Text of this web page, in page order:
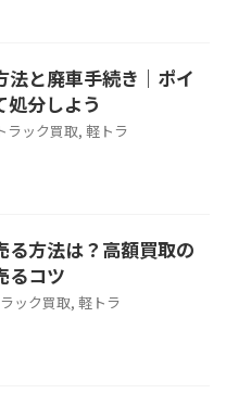
法と廃車手続き｜ポイ
処分しよう
ラック買取, 軽トラ
る方法は？高額買取の
るコツ
ラック買取, 軽トラ